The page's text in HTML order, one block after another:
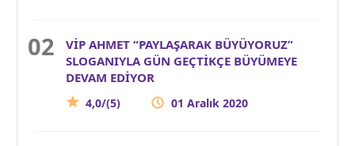
VİP AHMET “PAYLAŞARAK BÜYÜYORUZ”
SLOGANIYLA GÜN GEÇTİKÇE BÜYÜMEYE
DEVAM EDİYOR
4,0/(5) 01 Aralık 2020